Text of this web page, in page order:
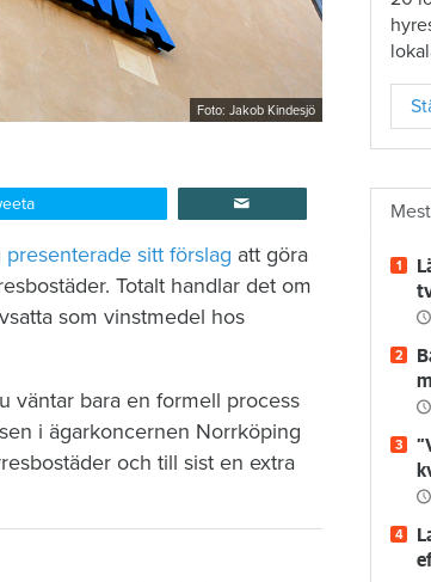
Foto: Jakob Kindesjö
presenterade sitt förslag att göra
Totalt handlar det om
som vinstmedel hos
väntar bara en formell process
i ägarkoncernen Norrköping
och till sist en extra